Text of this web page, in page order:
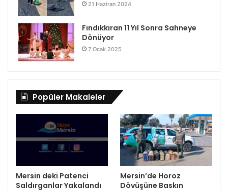
21 Haziran 2024
Fındıkkıran 11 Yıl Sonra Sahneye
Dönüyor
7 Ocak 2025
Popüler Makaleler
Mersin deki Patenci
Saldırganlar Yakalandı
Mersin’de Horoz
Dövüşüne Baskın